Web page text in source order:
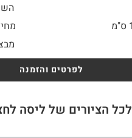
השכרה:
מחיר
לפרטים והזמנה
לכל הציורים של ליסה